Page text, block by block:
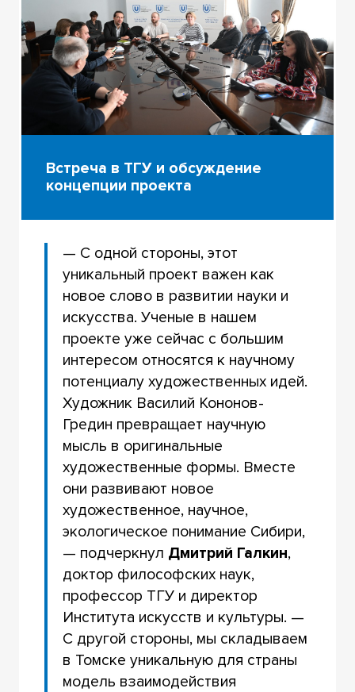
Встреча в ТГУ и обсуждение
концепции проекта
— С одной стороны, этот
уникальный проект важен как
новое слово в развитии науки и
искусства. Ученые в нашем
проекте уже сейчас с большим
интересом относятся к научному
потенциалу художественных идей.
Художник Василий Кононов-
Гредин превращает научную
мысль в оригинальные
художественные формы. Вместе
они развивают новое
художественное, научное,
экологическое понимание Сибири,
— подчеркнул Дмитрий Галкин,
доктор философских наук,
профессор ТГУ и директор
Института искусств и культуры. —
С другой стороны, мы складываем
в Томске уникальную для страны
модель взаимодействия